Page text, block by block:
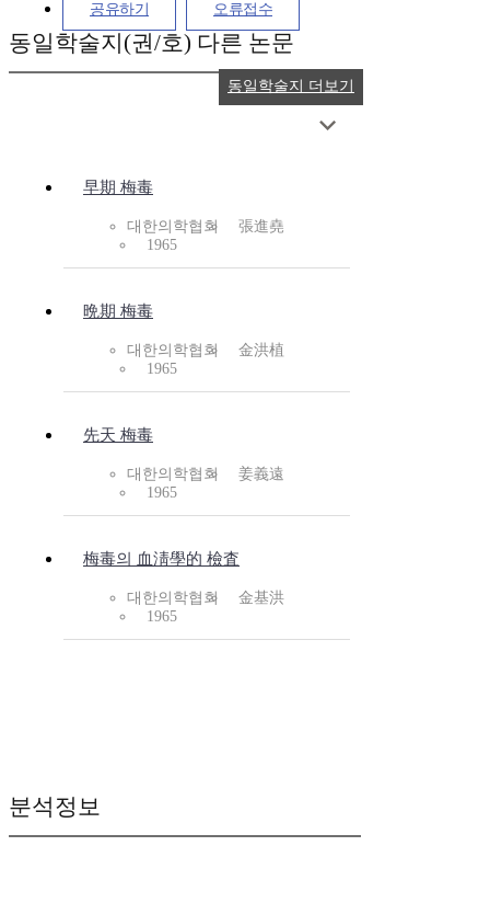
공유하기 오류접수
동일학술지(권/호) 다른 논문
早期 梅毒
대한의학협회
張進堯
1965
晩期 梅毒
대한의학협회
金洪植
1965
先天 梅毒
대한의학협회
姜義遠
1965
梅毒의 血淸學的 檢査
대한의학협회
金基洪
1965
동일학술지 더보기
분석정보